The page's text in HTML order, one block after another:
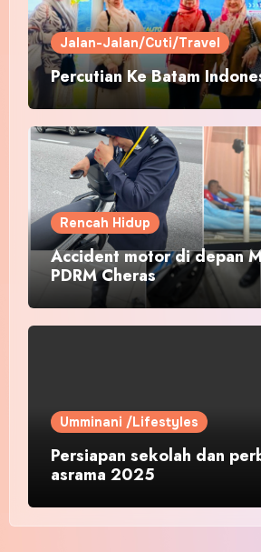
Jalan-Jalan/Cuti/Travel
Percutian Ke Batam
Rencah Hidup
Accident motor di depan
PDRM Cheras
Umminani /Lifestyles
Persiapan sekolah dan
asrama 2025